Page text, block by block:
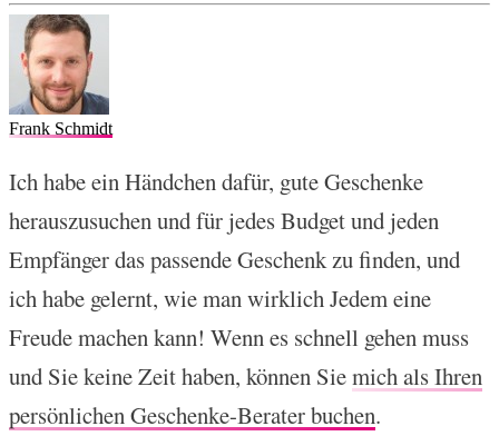
Frank Schmidt
Ich habe ein Händchen dafür, gute Geschenke
herauszusuchen und für jedes Budget und jeden
Empfänger das passende Geschenk zu finden, und
ich habe gelernt, wie man wirklich Jedem eine
Freude machen kann! Wenn es schnell gehen muss
und Sie keine Zeit haben, können Siemich als Ihren
persönlichen Geschenke-Berater buchen.